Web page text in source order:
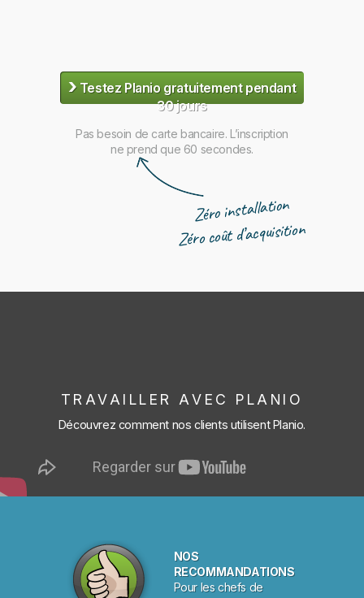
›Testez Planio gratuitement pendant
30 jours
Pas besoin de carte bancaire. L’inscription
ne prend que 60 secondes.
Zéro installation
Zéro coût d’acquisition
TRAVAILLER AVEC PLANIO
Découvrez comment nos clients utilisent Planio.
NOS
RECOMMANDATIONS
Pour les chefs de